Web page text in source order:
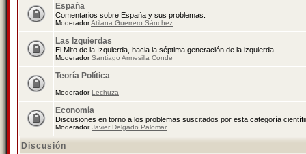
España
Comentarios sobre España y sus problemas.
ModeradorAtilana Guerrero Sánchez
Las Izquierdas
El Mito de la Izquierda, hacia la séptima generación de la izquierda.
ModeradorSantiago Armesilla Conde
Teoría Política
ModeradorLechuza
Economía
Discusiones en torno a los problemas suscitados por esta categoría
ModeradorJavier Delgado Palomar
Discusión